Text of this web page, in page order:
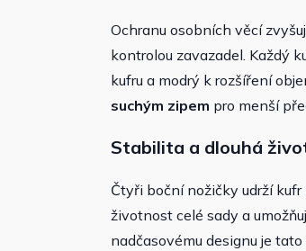
Ochranu osobních věcí
kontrolou zavazadel. Každý
kufru a modrý k rozšíření
suchým zipem pro menší
Stabilita a dlouhá
Čtyři boční nožičky udrží
životnost celé sady a
nadčasovému designu je